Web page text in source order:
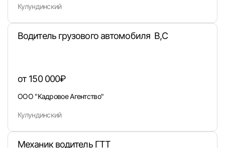
Кулундинский
Водитель грузового автомобиля В,С
от 150 000₽
ООО "Кадровое Агентство"
Кулундинский
Механик водитель ГТТ